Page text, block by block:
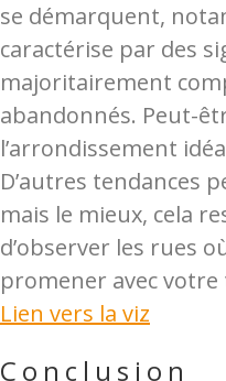
se démarquent,
caractérise par des
majoritairement
abandonnés. Peut-
l’arrondissement
D’autres tendances
mais le mieux, cela
d’observer les rues
promener avec votre
Lien vers la viz
Conclusion